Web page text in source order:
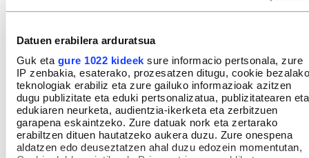
Datuen erabilera arduratsua
Guk eta gure 1022 kideek sure informacio pertsonala, zure
IP zenbakia, esaterako, prozesatzen ditugu, cookie bezalako
teknologiak erabiliz eta zure gailuko informazioak azitzen
dugu publizitate eta eduki pertsonalizatua, publizitatearen eta
edukiaren neurketa, audientzia-ikerketa eta zerbitzuen
garapena eskaintzeko. Zure datuak nork eta zertarako
erabiltzen dituen hautatzeko aukera duzu. Zure onespena
aldatzen edo deuseztatzen ahal duzu edozein momentutan,